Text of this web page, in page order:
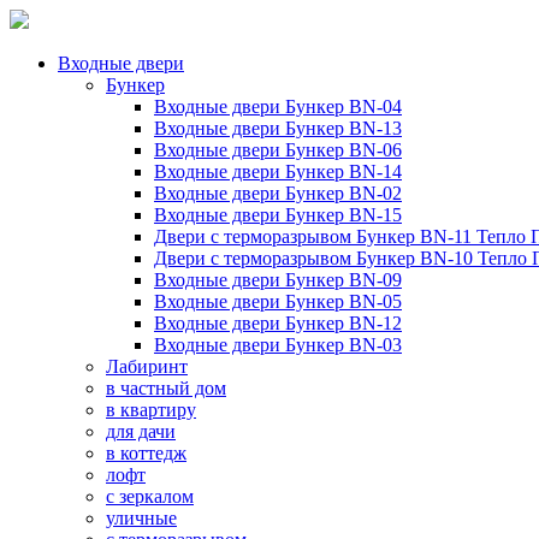
Входные двери
Бункер
Входные двери Бункер BN-04
Входные двери Бункер BN-13
Входные двери Бункер BN-06
Входные двери Бункер BN-14
Входные двери Бункер BN-02
Входные двери Бункер BN-15
Двери с терморазрывом Бункер BN-11 Тепло
Двери с терморазрывом Бункер BN-10 Тепло
Входные двери Бункер BN-09
Входные двери Бункер BN-05
Входные двери Бункер BN-12
Входные двери Бункер BN-03
Лабиринт
в частный дом
в квартиру
для дачи
в коттедж
лофт
с зеркалом
уличные